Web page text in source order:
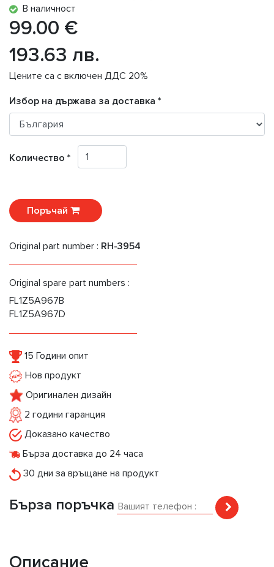
В наличност
99.00 €
193.63 лв.
Цените са с включен ДДС 20%
Избор на държава за доставка *
Количество *
Поръчай
Original part number : RH-3954
Original spare part numbers :
FL1Z5A967B
FL1Z5A967D
15 Години опит
Нов продукт
Оригинален дизайн
2 години гаранция
Доказано качество
Бърза доставка до 24 часа
30 дни за връщане на продукт
Бърза поръчка
Описание